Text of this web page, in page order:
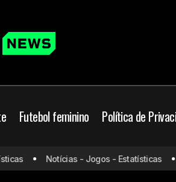
Futebol feminino Política de
vivo de futebol: onde assistir e
Notícias - Jogos - Estatísticas